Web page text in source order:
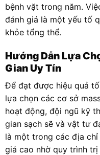
bệnh vặt trong năm.
đánh giá là một yếu tố
khỏe tổng thể.
Hướng Dẫn Lựa
Gian Uy Tín
Để đạt được hiệu quả
lựa chọn các cơ sở
hoạt động, đội ngũ kỹ
gian sạch sẽ và vật tư
là một trong các địa chỉ
giá cao nhờ quy trình